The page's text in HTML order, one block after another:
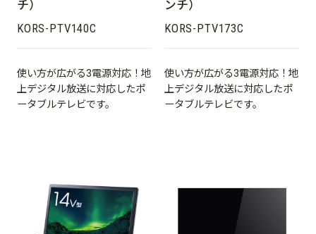
チ）
KORS-PTV140C
使い方が広がる3電源対応！地
上デジタル放送に対応したポ
ータブルテレビです。
ンチ）
KORS-PTV173C
使い方が広がる3電源対応！地
上デジタル放送に対応したポ
ータブルテレビです。